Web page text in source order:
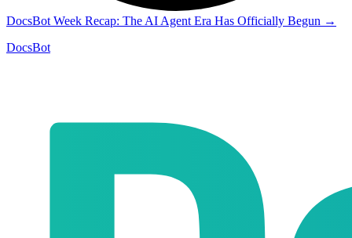
DocsBot Week Recap: The AI Agent Era Has Officially Begun →
DocsBot